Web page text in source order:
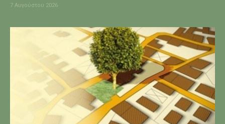
7 Αυγούστου 2026